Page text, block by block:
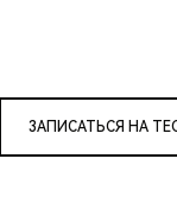
ЗАПИСАТЬСЯ НА